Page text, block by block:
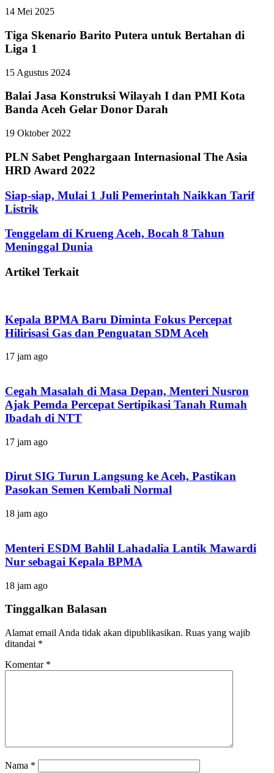
14 Mei 2025
Tiga Skenario Barito Putera untuk Bertahan di
Liga 1
15 Agustus 2024
Balai Jasa Konstruksi Wilayah I dan PMI Kota
Banda Aceh Gelar Donor Darah
19 Oktober 2022
PLN Sabet Penghargaan Internasional The Asia
HRD Award 2022
Siap-siap, Mulai 1 Juli Pemerintah Naikkan Tarif
Listrik
Tenggelam di Krueng Aceh, Bocah 8 Tahun
Meninggal Dunia
Artikel Terkait
Kepala BPMA Baru Diminta Fokus Percepat
Hilirisasi Gas dan Penguatan SDM Aceh
17 jam ago
Cegah Masalah di Masa Depan, Menteri Nusron
Ajak Pemda Percepat Sertipikasi Tanah Rumah
Ibadah di NTT
17 jam ago
Dirut SIG Turun Langsung ke Aceh, Pastikan
Pasokan Semen Kembali Normal
18 jam ago
Menteri ESDM Bahlil Lahadalia Lantik Mawardi
Nur sebagai Kepala BPMA
18 jam ago
Tinggalkan Balasan
Alamat email Anda tidak akan dipublikasikan. Ruas yang wajib
ditandai *
Komentar *
Nama *